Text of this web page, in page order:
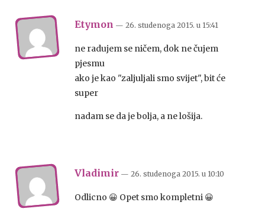
Etymon — 26. studenoga 2015. u 15:41
ne radujem se ničem, dok ne čujem
pjesmu
ako je kao "zaljuljali smo svijet", bit će
super
nadam se da je bolja, a ne lošija.
Vladimir — 26. studenoga 2015. u 10:10
Odlicno 😀 Opet smo kompletni 😀